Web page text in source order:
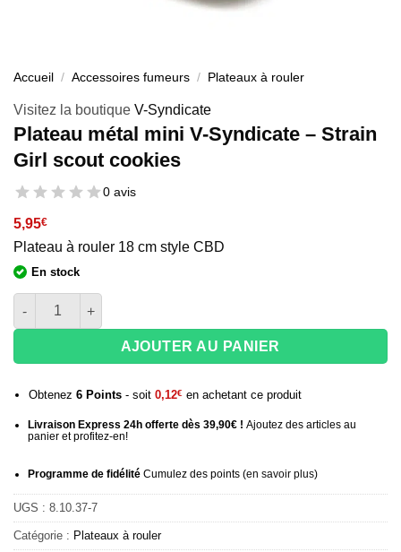
Accueil / Accessoires fumeurs / Plateaux à rouler
Visitez la boutique V-Syndicate
Plateau métal mini V-Syndicate – Strain
Girl scout cookies
0 avis
5,95€
Plateau à rouler 18 cm style CBD
En stock
quantité de Plateau métal mini V-Syndicate – Strain Girl scout
AJOUTER AU PANIER
Obtenez 6Points- soit 0,12€ en achetant ce produit
Livraison Express 24h offerte dès 39,90€ ! Ajoutez des articles au
panier et profitez-en!
Programme de fidélitéCumulez des points (en savoir plus)
UGS : 8.10.37-7
Catégorie : Plateaux à rouler